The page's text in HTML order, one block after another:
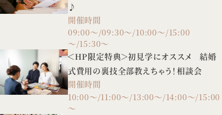
♪
開催時間
09:00～/09:30～/10:00～/15:00
～/15:30～
＜HP限定特典＞初見学にオススメ 結婚
式費用の裏技全部教えちゃう！相談会
開催時間
10:00～/11:00～/13:00～/14:00～/15:00
～